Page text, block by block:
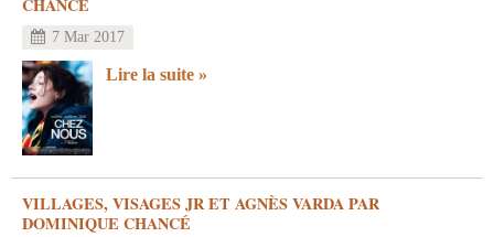
CHANCÉ
7 Mar 2017
Lire la suite
VILLAGES, VISAGES JR ET AGNÈS VARDA PAR
DOMINIQUE CHANCÉ